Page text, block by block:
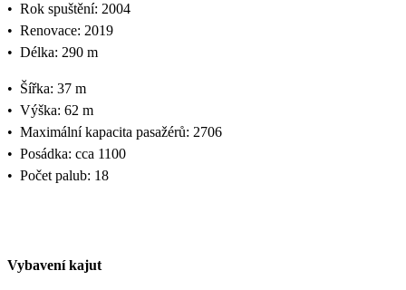
• Rok spuštění: 2004
• Renovace: 2019
• Délka: 290 m
• Šířka: 37 m
• Výška: 62 m
• Maximální kapacita pasažérů: 2706
• Posádka: cca 1100
• Počet palub: 18
Vybavení kajut